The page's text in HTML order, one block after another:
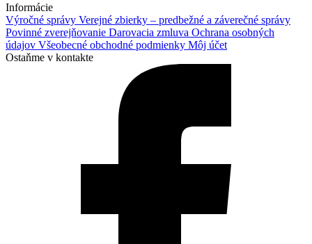
Informácie
Výročné správy Verejné zbierky – predbežné a záverečné správy
Povinné zverejňovanie Darovacia zmluva Ochrana osobných
údajov Všeobecné obchodné podmienky Môj účet
Ostaňme v kontakte